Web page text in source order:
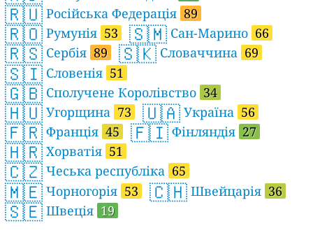
🇷🇺 Російська Федерація 89
🇷🇴 Румунія 53 🇸🇲 Сан-Марино 66
🇷🇸 Сербія 89 🇸🇰 Словаччина 69
🇸🇮 Словенія 51
🇬🇧 Сполучене Королівство 34
🇭🇺 Угорщина 73 🇺🇦 Україна 56
🇫🇷 Франція 45 🇫🇮 Фінляндія 27
🇭🇷 Хорватія 51
🇨🇿 Чеська республіка 65
🇲🇪 Чорногорія 53 🇨🇭 Швейцарія 36
🇸🇪 Швеція 19